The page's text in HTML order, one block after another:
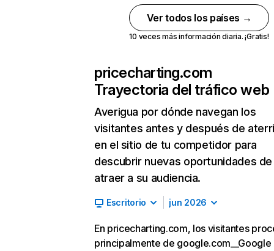
Ver todos los países →
10 veces más información diaria. ¡Gratis!
pricecharting.com
Trayectoria del tráfico web
Averigua por dónde navegan los
visitantes antes y después de
en el sitio de tu competidor para
descubrir nuevas oportunidades de
atraer a su audiencia.
Escritorio jun 2026
En pricecharting.com, los visitantes
principalmente de google.com__Google